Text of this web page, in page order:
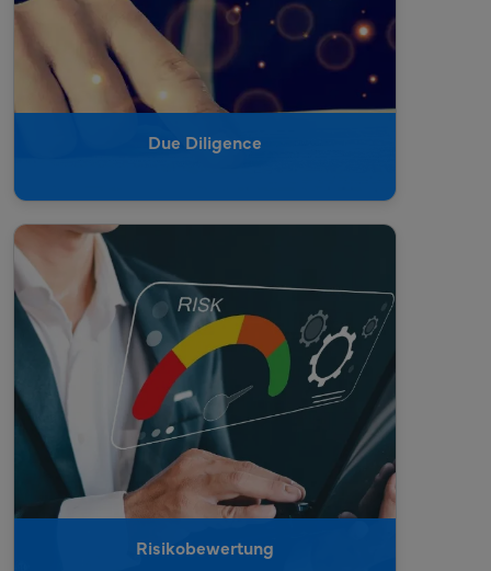
Due Diligence
Risikobewertung